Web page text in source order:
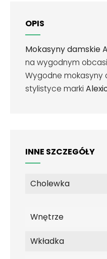
OPIS
Mokasyny damskie
na wygodnym
Wygodne mokasyny
stylistyce marki
INNE SZCZEGÓŁY
Cholewka
Wnętrze
Wkładka